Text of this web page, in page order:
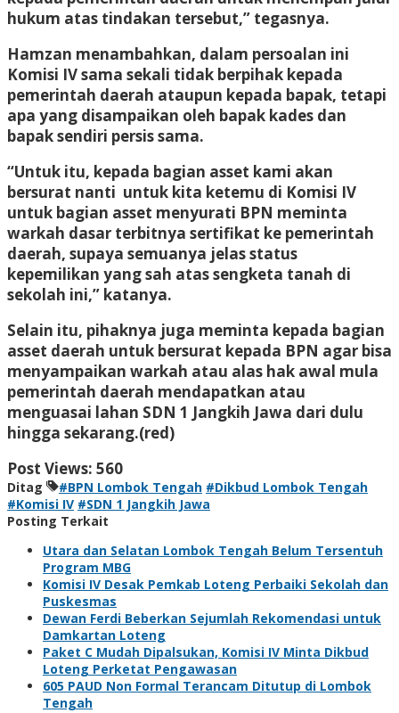
hukum atas tindakan tersebut,” tegasnya.
Hamzan menambahkan, dalam persoalan ini
Komisi IV sama sekali tidak berpihak kepada
pemerintah daerah ataupun kepada bapak, tetapi
apa yang disampaikan oleh bapak kades dan
bapak sendiri persis sama.
“Untuk itu, kepada bagian asset kami akan
bersurat nanti untuk kita ketemu di Komisi IV
untuk bagian asset menyurati BPN meminta
warkah dasar terbitnya sertifikat ke pemerintah
daerah, supaya semuanya jelas status
kepemilikan yang sah atas sengketa tanah di
sekolah ini,” katanya.
Selain itu, pihaknya juga meminta kepada bagian
asset daerah untuk bersurat kepada BPN agar bisa
menyampaikan warkah atau alas hak awal mula
pemerintah daerah mendapatkan atau
menguasai lahan SDN 1 Jangkih Jawa dari dulu
hingga sekarang.(red)
Post Views: 560
Ditag #BPN Lombok Tengah #Dikbud Lombok Tengah
#Komisi IV #SDN 1 Jangkih Jawa
Posting Terkait
Utara dan Selatan Lombok Tengah Belum Tersentuh
Program MBG
Komisi IV Desak Pemkab Loteng Perbaiki Sekolah dan
Puskesmas
Dewan Ferdi Beberkan Sejumlah Rekomendasi untuk
Damkartan Loteng
Paket C Mudah Dipalsukan, Komisi IV Minta Dikbud
Loteng Perketat Pengawasan
605 PAUD Non Formal Terancam Ditutup di Lombok
Tengah